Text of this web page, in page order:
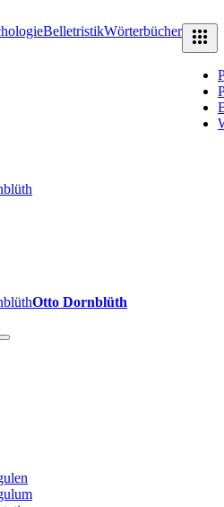
BelletristikWörterbücher
Otto Dornblüth